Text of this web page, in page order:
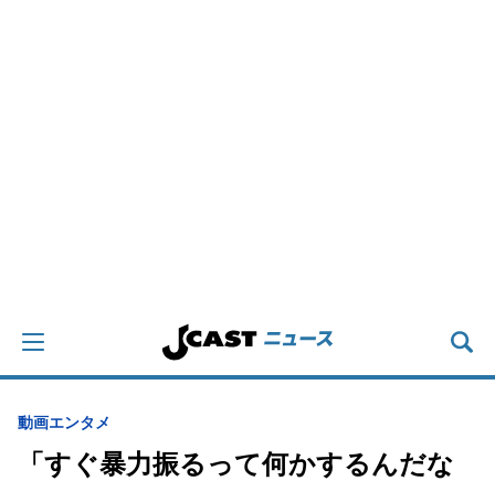
動画エンタメ
「すぐ暴力振るって何かするんだな